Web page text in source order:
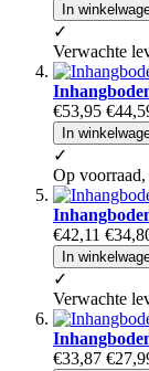
In
✓
Verwachte
€53,95
In
✓
Op
€42,11
In
✓
Verwachte
€33,87